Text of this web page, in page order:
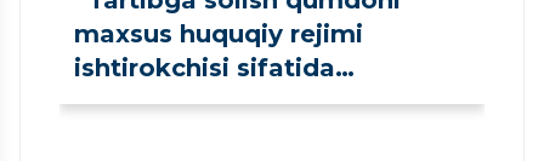
maxsus huquqiy rejimi
ishtirokchisi sifatida
ro‘yxatdan o‘tkazildi